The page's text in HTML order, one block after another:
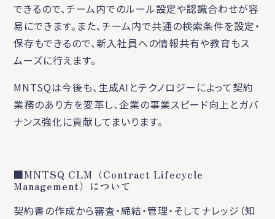
できるので、チーム内でのルール設定や認識合わせが容
易にできます。また、チーム内で共通の検索条件を設定・
保存もできるので、新入社員への情報共有や教育もス
ムーズに行えます。
MNTSQは今後も、生成AIとテクノロジーによって契約
業務のあり方を変革し、企業の事業スピード向上とガバ
ナンス強化に貢献してまいります。
■MNTSQ CLM（Contract Lifecycle
Management）について
契約書の作成から審査・締結・管理・そしてナレッジ（知